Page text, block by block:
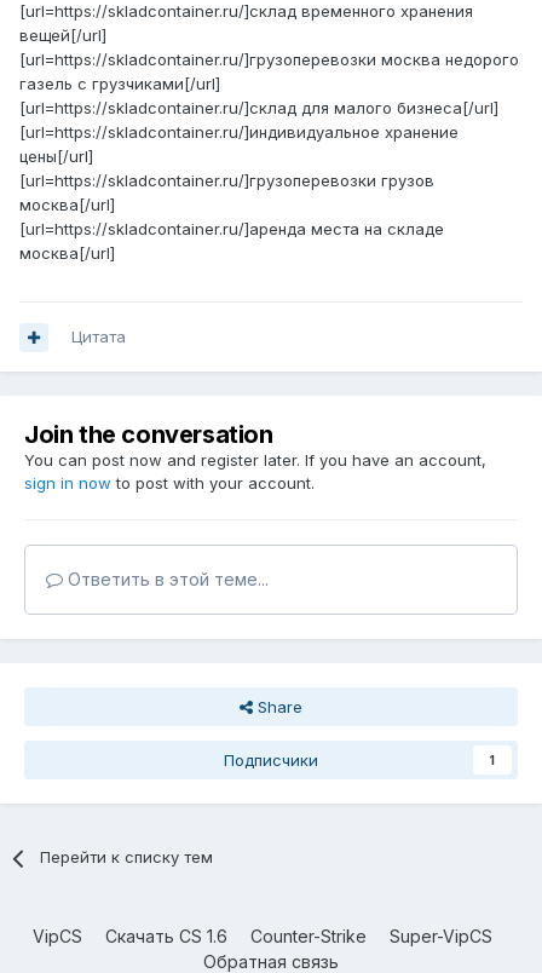
[url=https://skladcontainer.ru/]склад временного хранения
вещей[/url]
[url=https://skladcontainer.ru/]грузоперевозки москва недорого
газель с грузчиками[/url]
[url=https://skladcontainer.ru/]склад для малого бизнеса[/url]
[url=https://skladcontainer.ru/]индивидуальное хранение
цены[/url]
[url=https://skladcontainer.ru/]грузоперевозки грузов
москва[/url]
[url=https://skladcontainer.ru/]аренда места на складе
москва[/url]
Цитата
Join the conversation
You can post now and register later. If you have an account,
sign in now to post with your account.
Ответить в этой теме...
Share
Подписчики 1
Перейти к списку тем
VipCS Скачать CS 1.6 Counter-Strike
Super-VipCS
Обратная связь